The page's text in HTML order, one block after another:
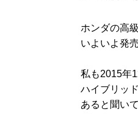
ホンダの高
いよいよ発
私も2015年
ハイブリッ
あると聞い